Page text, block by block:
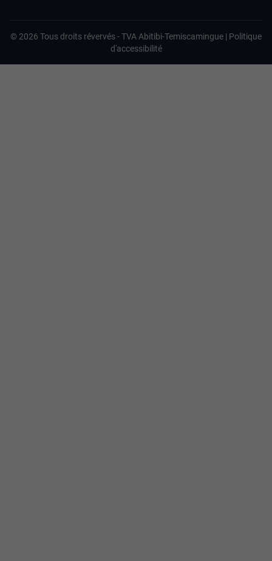
© 2026 Tous droits révervés -TVA Abitibi-Temiscamingue | Politique
d'accessibilité